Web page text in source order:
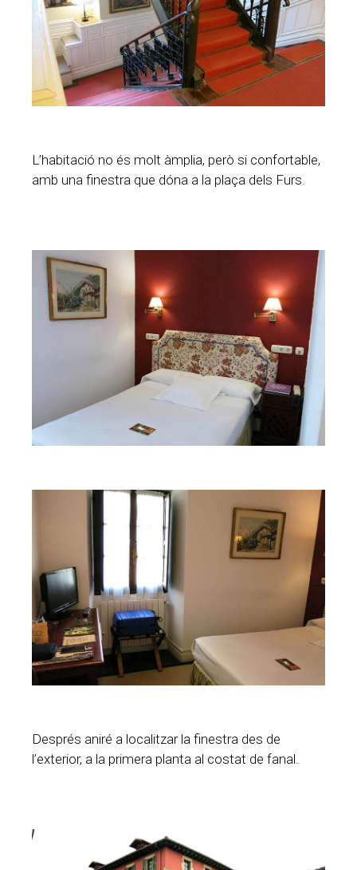
L’habitació no és molt àmplia, però si confortable,
amb una finestra que dóna a la plaça dels Furs.
Després aniré a localitzar la finestra des de
l’exterior, a la primera planta al costat de fanal.